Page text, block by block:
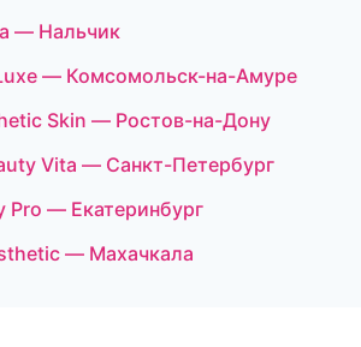
— Нальчик
— Комсомольск-на-Амуре
Skin — Ростов-на-Дону
Vita — Санкт-Петербург
Pro — Екатеринбург
— Махачкала